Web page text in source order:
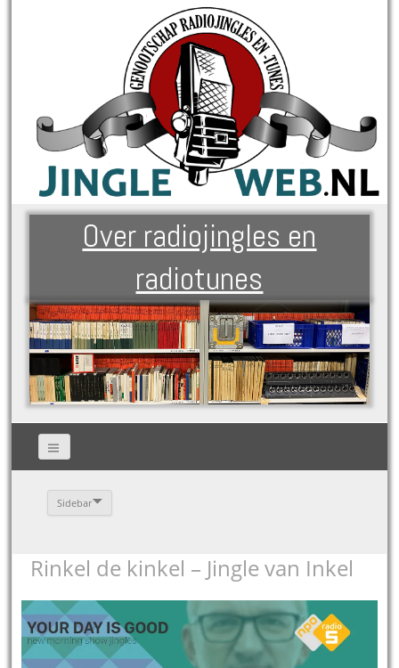
Over radiojingles en
radiotunes
Sidebar
Rinkel de kinkel – Jingle van Inkel